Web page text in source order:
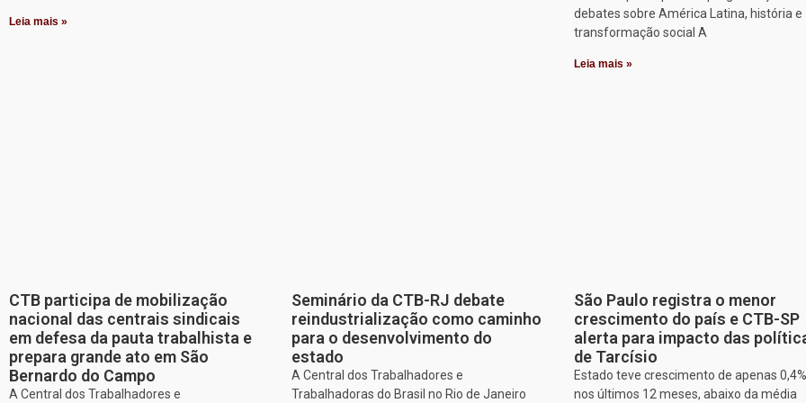
Leia mais »
debates sobre América Latina, história e
transformação social A
Leia mais »
CTB participa de mobilização
nacional das centrais sindicais
em defesa da pauta trabalhista e
prepara grande ato em São
Bernardo do Campo
A Central dos Trabalhadores e
Seminário da CTB-RJ debate
reindustrialização como caminho
para o desenvolvimento do
estado
A Central dos Trabalhadores e
Trabalhadoras do Brasil no Rio de Janeiro
São Paulo registra o menor
crescimento do país e CTB-SP
alerta para impacto das
de Tarcísio
Estado teve crescimento de apenas 0,4%
nos últimos 12 meses, abaixo da média